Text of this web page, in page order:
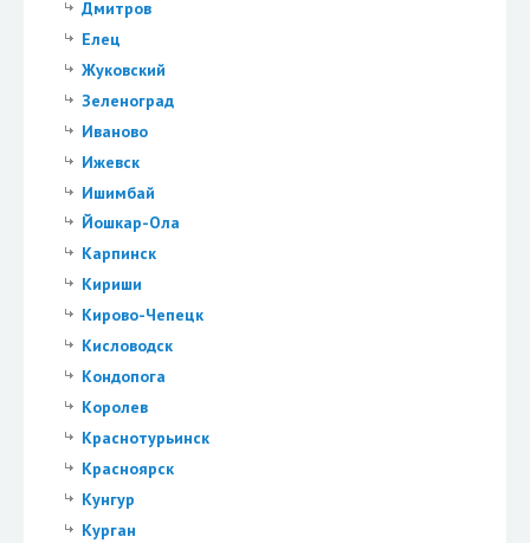
Дмитров
Елец
Жуковский
Зеленоград
Иваново
Ижевск
Ишимбай
Йошкар-Ола
Карпинск
Кириши
Кирово-Чепецк
Кисловодск
Кондопога
Королев
Краснотурьинск
Красноярск
Кунгур
Курган